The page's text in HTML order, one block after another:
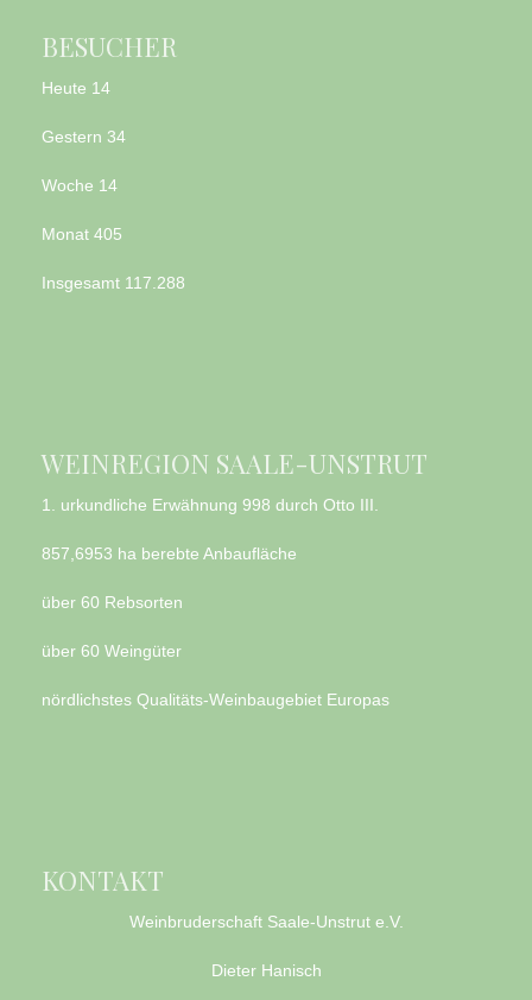
BESUCHER
Heute 14
Gestern 34
Woche 14
Monat 405
Insgesamt 117.288
WEINREGION SAALE-UNSTRUT
1. urkundliche Erwähnung 998 durch Otto III.
857,6953 ha berebte Anbaufläche
über 60 Rebsorten
über 60 Weingüter
nördlichstes Qualitäts-Weinbaugebiet Europas
KONTAKT
Weinbruderschaft Saale-Unstrut e.V.
Dieter Hanisch